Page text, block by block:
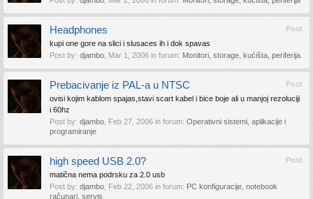
Post
Headphones
kupi one gore na slici i slusaces ih i dok spavas
Post by: djambo Mar 1, 2006 in forum: Monitori, storage, kućišta, periferija
Post
Prebacivanje iz PAL-a u NTSC
ovisi kojim kablom spajas,stavi scart kabel i bice boje ali u manjoj rezoluciji
i 60hz
Post by: djambo Feb 27, 2006 in forum: Operativni sistemi, aplikacije i
programiranje
Post
high speed USB 2.0?
matična nema podrsku za 2.0 usb
Post by: djambo Feb 22, 2006 in forum: PC konfiguracije, notebook
računari, servis